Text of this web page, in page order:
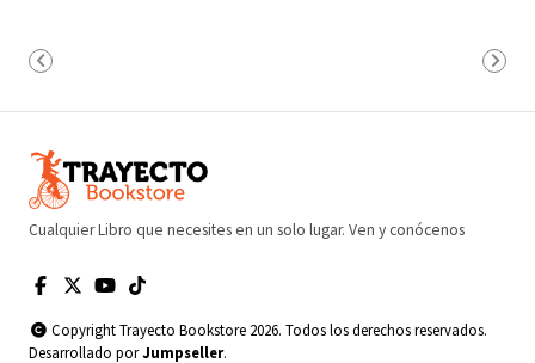
Cualquier Libro que necesites en un solo lugar. Ven y conócenos
Copyright Trayecto Bookstore 2026. Todos los derechos reservados.
Desarrollado porJumpseller.